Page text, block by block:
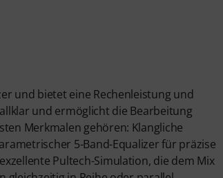
und bietet eine Rechenleistung und
und ermöglicht die Bearbeitung
Merkmalen gehören: Klangliche
5-Band-Equalizer für präzise
Pultech-Simulation, die dem Mix